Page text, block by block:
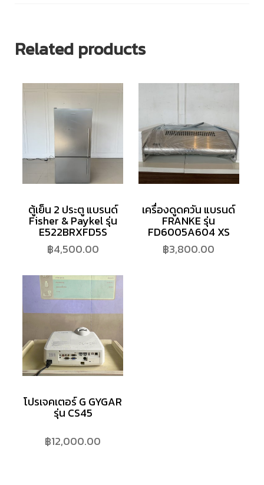
Related products
ตู้เย็น 2 ประตู แบรนด์
Fisher & Paykel รุ่น
E522BRXFD5S
฿4,500.00
เครื่องดูดควัน แบรนด์
FRANKE รุ่น
FD6005A604 XS
฿3,800.00
โปรเจคเตอร์ G GYGAR
รุ่น CS45
฿12,000.00